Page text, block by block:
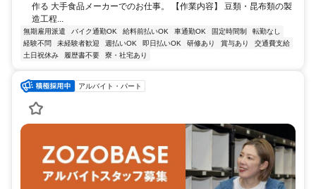
作る 大手食品メーカーでのお仕事。 【作業内容】 豆類・昆布類の製
造工程...
無期雇用派遣 バイク通勤OK 給料前払いOK 車通勤OK 固定時間制
転勤なし
経験不問
未経験者歓迎 週払いOK 即日払いOK 研修あり 賞与あり
交通費支給
土日祝休み
履歴書不要 寮・社宅あり
アルバイト・パート